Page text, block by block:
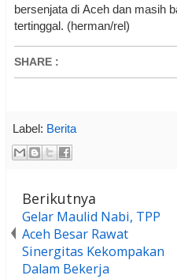
bersenjata di Aceh dan masih
tertinggal. (herman/rel)
SHARE :
Label: Berita
Berikutnya
Gelar Maulid Nabi, TPP
Aceh Besar Rawat
Sinergitas Kekompakan
Dalam Bekerja